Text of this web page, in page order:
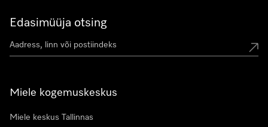
Edasimüüja otsing
Miele kogemuskeskus
Miele keskus Tallinnas